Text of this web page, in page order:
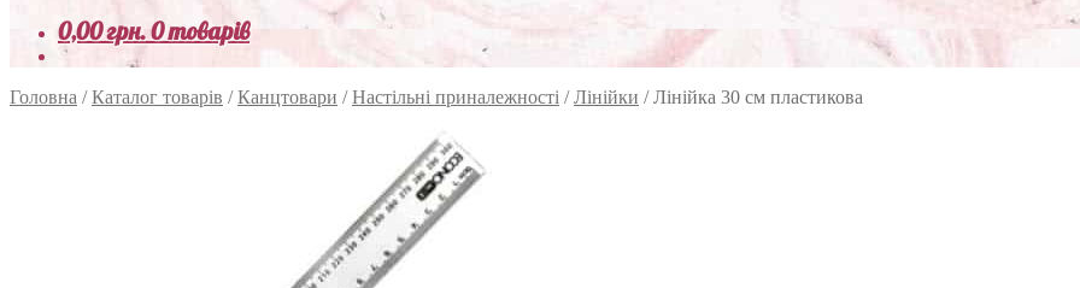
0,00грн.0 товарів
Головна /Каталог товарів /Канцтовари /Настільні приналежності /Лінійки /Лінійка 30 см пластикова